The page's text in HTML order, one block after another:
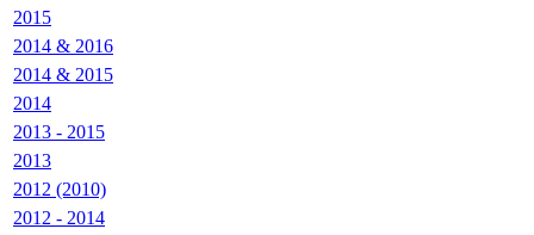
2015
2014 & 2016
2014 & 2015
2014
2013 - 2015
2013
2012 (2010)
2012 - 2014